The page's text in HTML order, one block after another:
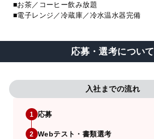
■お茶／コーヒー飲み放題
■電子レンジ／冷蔵庫／冷水温水器完備
応募・選考について
入社までの流れ
1 応募
2 Webテスト・書類選考